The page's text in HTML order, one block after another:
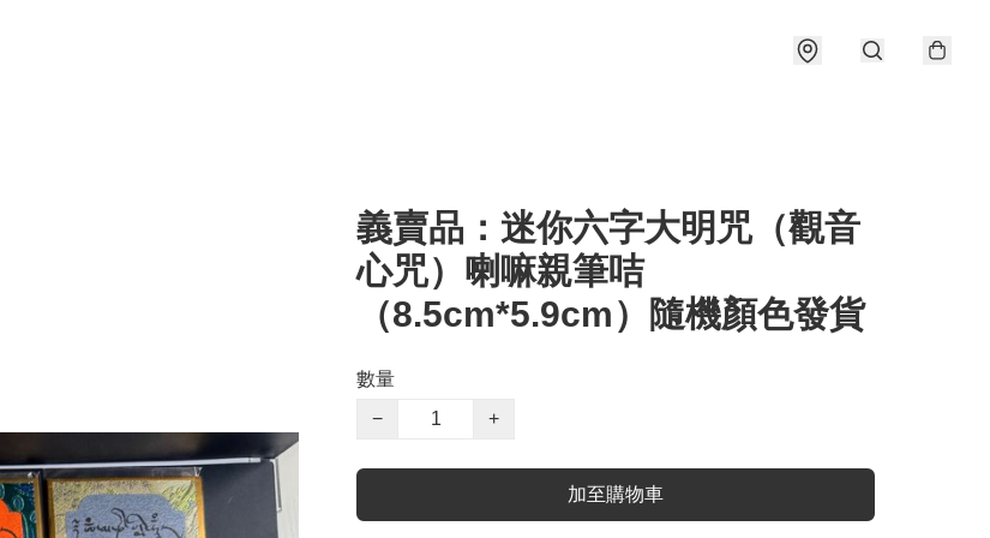
義賣品：迷你六字大明咒（觀音
心咒）喇嘛親筆咭
（8.5cm*5.9cm）隨機顏色發貨
數量
−
+
加至購物車